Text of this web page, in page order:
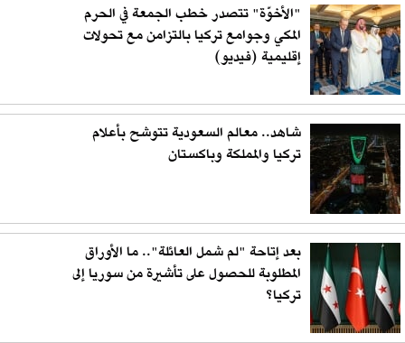
"الأخوّة" تتصدر خطب الجمعة في الحرم
المكي وجوامع تركيا بالتزامن مع تحولات
إقليمية (فيديو)
شاهد.. معالم السعودية تتوشح بأعلام
تركيا والمملكة وباكستان
بعد إتاحة "لم شمل العائلة".. ما الأوراق
المطلوبة للحصول على تأشيرة من سوريا إلى
تركيا؟